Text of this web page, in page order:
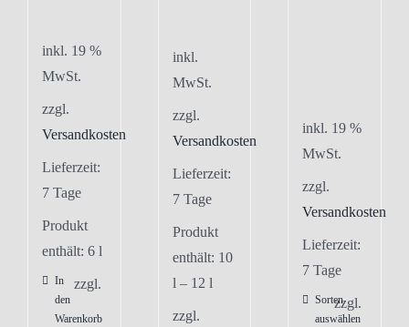
inkl. 19 %
MwSt.
zzgl.
Versandkosten
Lieferzeit:
7 Tage
Produkt
enthält: 6 l
In
den
Warenkorb
zzgl.
inkl.
MwSt.
zzgl.
Versandkosten
Lieferzeit:
7 Tage
Produkt
enthält: 10
l– 12 l
zzgl.
inkl. 19 %
MwSt.
zzgl.
Versandkosten
Lieferzeit:
7 Tage
Sorten
auswählen
zzgl.